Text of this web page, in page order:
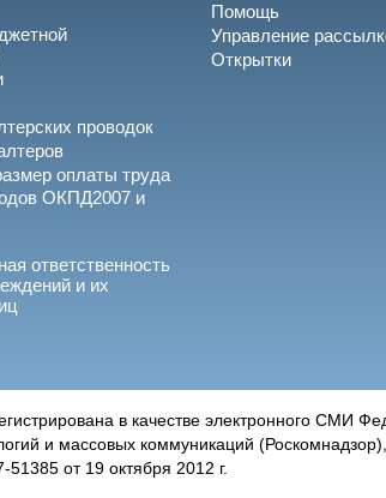
проводок
оплаты труда
ОКПД2007 и
ответственность
и их
Помощь
Управление
Открытки
в качестве электронного СМИ
и массовых коммуникаций
от 19 октября 2012 г.